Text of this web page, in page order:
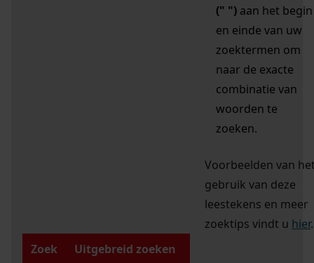
(" ") aan het begin
en einde van uw
zoektermen om
naar de exacte
combinatie van
woorden te
zoeken.
Voorbeelden van
gebruik van deze
leestekens en meer
zoektips vindt u hier.
Zoek
Uitgebreid zoeken